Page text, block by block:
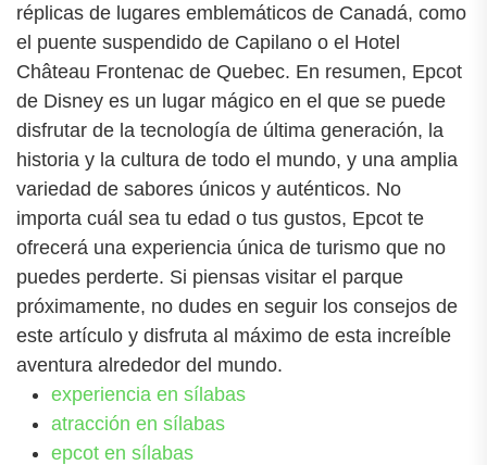
réplicas de lugares emblemáticos de Canadá, como
el puente suspendido de Capilano o el Hotel
Château Frontenac de Quebec. En resumen, Epcot
de Disney es un lugar mágico en el que se puede
disfrutar de la tecnología de última generación, la
historia y la cultura de todo el mundo, y una amplia
variedad de sabores únicos y auténticos. No
importa cuál sea tu edad o tus gustos, Epcot te
ofrecerá una experiencia única de turismo que no
puedes perderte. Si piensas visitar el parque
próximamente, no dudes en seguir los consejos de
este artículo y disfruta al máximo de esta increíble
aventura alrededor del mundo.
experiencia en sílabas
atracción en sílabas
epcot en sílabas